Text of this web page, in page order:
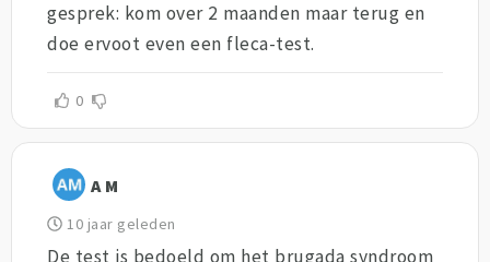
gesprek: kom over 2 maanden maar terug en
doe ervoot even een fleca-test.
0
A M
10 jaar geleden
De test is bedoeld om het brugada syndroom